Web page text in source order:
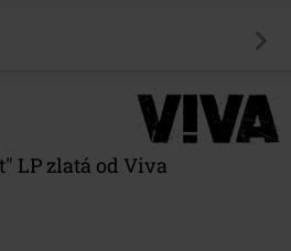
LP zlatá od Viva